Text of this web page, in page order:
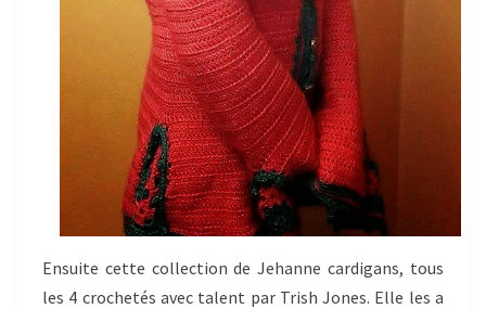
Ensuite cette collection de Jehanne cardigans, tous
les 4 crochetés avec talent par Trish Jones. Elle les a